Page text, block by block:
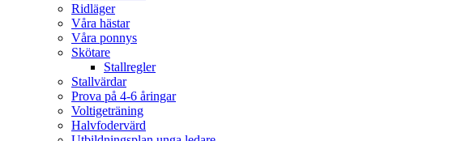
Ridläger
Våra hästar
Våra ponnys
Skötare
Stallregler
Stallvärdar
Prova på 4-6 åringar
Voltigeträning
Halvfodervärd